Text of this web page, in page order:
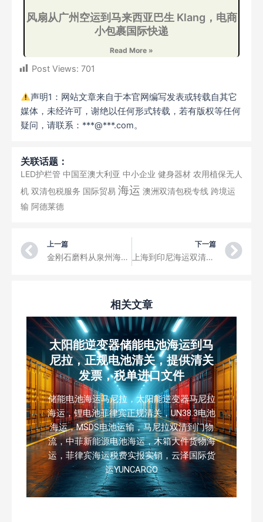
风扇从广州空运到马来西亚巴生 Klang，电商
小包裹国际快递
Read More »
Post Views: 701
声明1：网站文章来自于本官网编写发表或转载自其它
媒体，未经许可，谢绝以任何形式转载，若有版权等任何
疑问，请联系：***@***.com。
关联话题：
LED护栏管 中国至澳大利亚 中小企业 健身器材 农用植保无人
机 双清包税服务 国际贸易 海运 澳洲双清包税专线 跨境运
输 阿德莱德
Prev
上一篇
金刚石磨料从泉州海运到阿联酋，无需收货人清关，海运双清到门运输
下一篇
上海到印尼海运双清专线运输竹木纤维板实木
相关文章
太阳能逆变器储能电池海运到马
尼拉，正规电池清关，提供清关
发票，税单进口文件
储能电池海运马尼拉，太阳能逆变器马尼拉
海运，锂电池菲律宾正规清关，UN38.3电池
海运，MSDS电池运输，马尼拉双清到门物
流，中菲新能源电池海运，木箱大件货物海
运，菲律宾海运税费实报实销，云泽国际货
运YUNCARGO